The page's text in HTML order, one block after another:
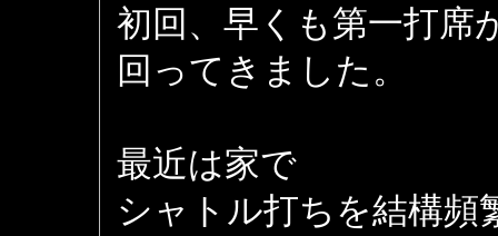
初回、早くも第一打席
回ってきました。
最近は家で
シャトル打ちを結構頻